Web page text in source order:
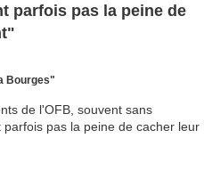
parfois pas la peine de
Bourges"